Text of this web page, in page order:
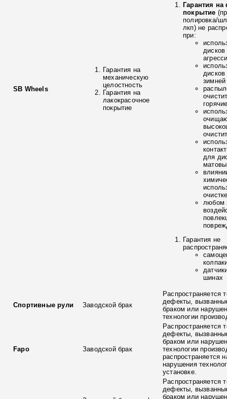
SB Wheels
Гарантия на
механическую
целостность
Гарантия на
лакокрасочное
покрытие
Гарантия
покрытие
полировка/
лкп) не
при:
зимней
для
любом
Гарантия не
шинах
Спортивные рули Заводской брак
Распространяется
дефекты,
браком или
технологии
Fapo Заводской брак
Распространяется
дефекты,
браком или
технологии
распространяется
нарушения
установке.
Распространяется
дефекты,
браком или